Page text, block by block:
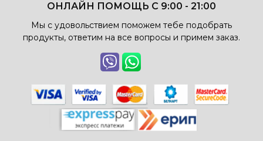
ОНЛАЙН ПОМОЩЬ С 9:00 - 21:00
Мы с удовольствием поможем тебе подобрать
продукты, ответим на все вопросы и примем заказ.